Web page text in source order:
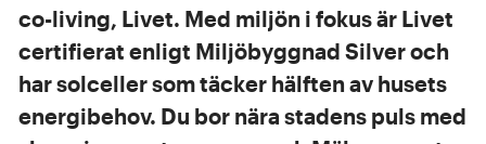
co-living, Livet. Med miljön i fokus är Livet
certifierat enligt Miljöbyggnad Silver och
har solceller som täcker hälften av husets
energibehov. Du bor nära stadens puls med